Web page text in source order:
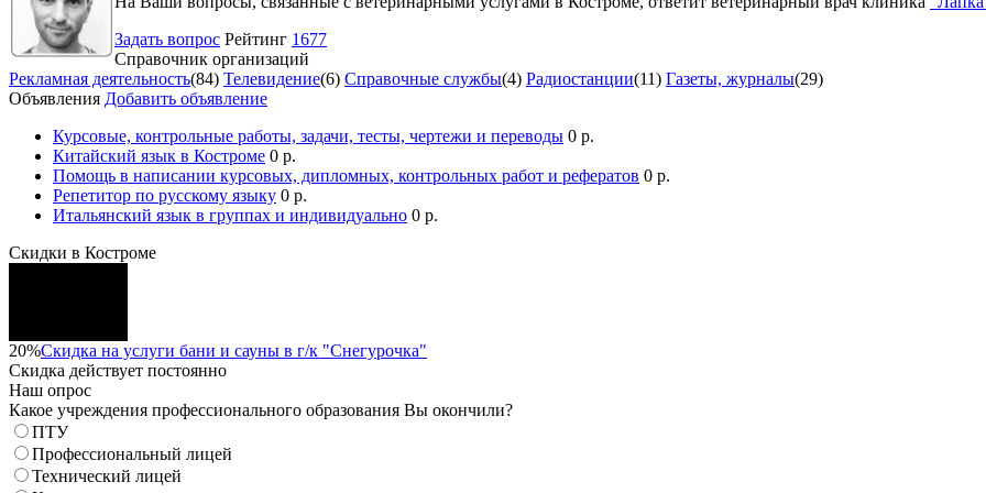
Задать вопрос Рейтинг 1677
Справочник организаций
Рекламная деятельность(84) Телевидение(6) Справочные службы(4) Радиостанции(11) Газеты, журналы(29)
Объявления Добавить объявление
Курсовые, контрольные работы, задачи, тесты, чертежи и переводы 0 р.
Китайский язык в Костроме 0 р.
Помощь в написании курсовых, дипломных, контрольных работ и рефератов 0 р.
Репетитор по русскому языку 0 р.
Итальянский язык в группах и индивидуально 0 р.
Скидки в Костроме
20%Скидка на услуги бани и сауны в г/к "Снегурочка"
Скидка действует постоянно
Наш опрос
Какое учреждения профессионального образования Вы окончили?
ПТУ
Профессиональный лицей
Технический лицей